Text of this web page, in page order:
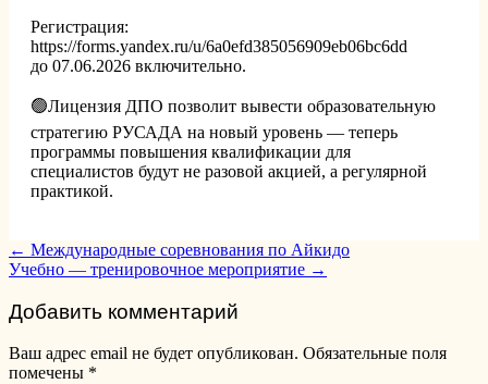
Регистрация:
https://forms.yandex.ru/u/6a0efd385056909eb06bc6dd
до 07.06.2026 включительно.
🟢Лицензия ДПО позволит вывести образовательную
стратегию РУСАДА на новый уровень — теперь
программы повышения квалификации для
специалистов будут не разовой акцией, а регулярной
практикой.
Post
navigation
← Международные соревнования по Айкидо
Учебно — тренировочное мероприятие →
Добавить комментарий
Ваш адрес email не будет опубликован. Обязательные поля
помечены *